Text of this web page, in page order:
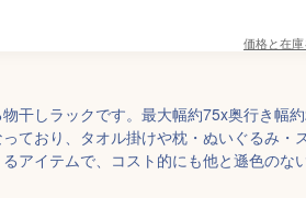
価格と在庫
干しラックです。最大幅約75x奥行き幅
ており、タオル掛けや枕・ぬいぐるみ・
アイテムで、コスト的にも他と遜色のな